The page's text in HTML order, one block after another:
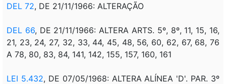
DEL 72, DE 21/11/1966: ALTERAÇÃO
DEL 66, DE 21/11/1966: ALTERA ARTS. 5º, 8º, 11, 15, 16,
21, 23, 24, 27, 32, 33, 44, 45, 48, 56, 60, 62, 67, 68, 76
A 78, 80, 83, 84, 141, 142, 155, 157, 160, 161
LEI 5.432, DE 07/05/1968: ALTERA ALÍNEA 'D'. PAR. 3º